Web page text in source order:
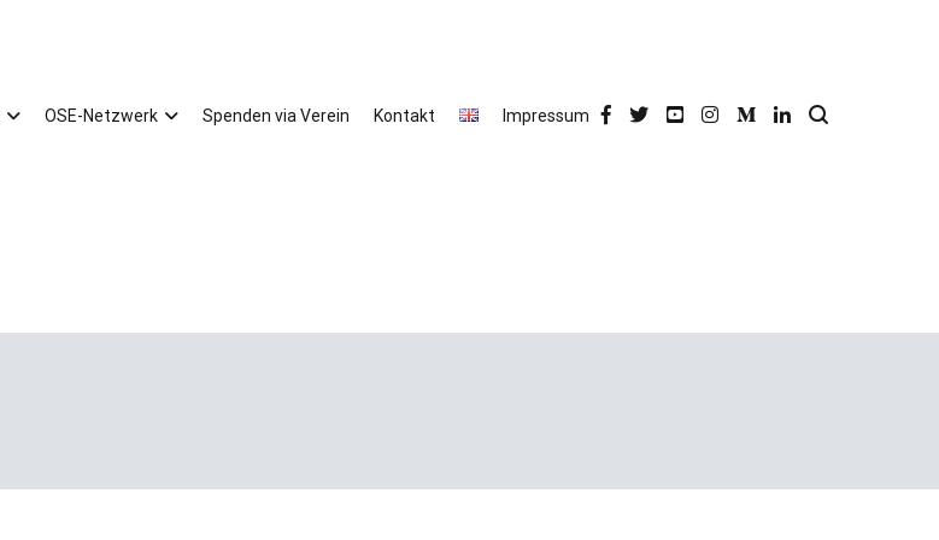
OSE-Netzwerk Spenden via Verein Kontakt Impressum